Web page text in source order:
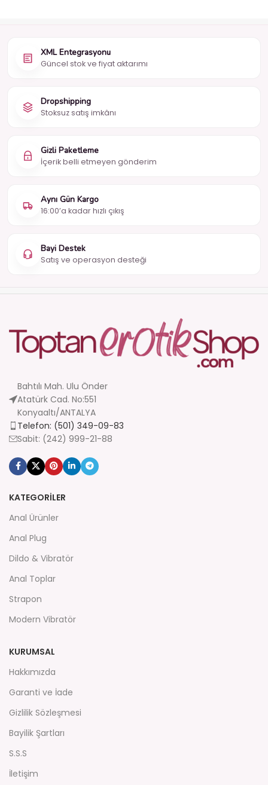
XML Entegrasyonu
Güncel stok ve fiyat aktarımı
Dropshipping
Stoksuz satış imkânı
Gizli Paketleme
İçerik belli etmeyen gönderim
Aynı Gün Kargo
16:00’a kadar hızlı çıkış
Bayi Destek
Satış ve operasyon desteği
Bahtılı Mah. Ulu Önder
Atatürk Cad. No:551
Konyaaltı/ANTALYA
Telefon: (501) 349-09-83
Sabit: (242) 999-21-88
KATEGORİLER
Anal Ürünler
Anal Plug
Dildo & Vibratör
Anal Toplar
Strapon
Modern Vibratör
KURUMSAL
Hakkımızda
Garanti ve İade
Gizlilik Sözleşmesi
Bayilik Şartları
S.S.S
İletişim